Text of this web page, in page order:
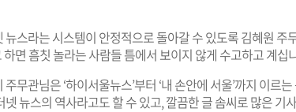
뉴스라는 시스템이 안정적으로 돌아갈 수 있도록 김혜원 주
하면 흠칫 놀라는 사람들 틈에서 보이지 않게 수고하고 계십
주무관님은 ‘하이서울뉴스’부터 ‘내 손안에 서울’까지 이르
넷 뉴스의 역사라고도 할 수 있고, 깔끔한 글 솜씨로 많은 기